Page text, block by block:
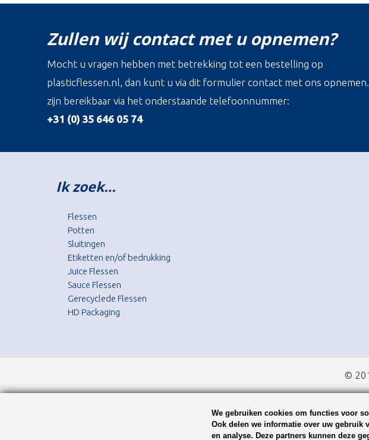
Zullen wij contact met u opnemen?
Mocht u vragen hebben met betrekking tot een bestelling op
plasticflessen.nl, dan kunt u via dit formulier contact met ons opnemen.
zijn bereikbaar via het onderstaande telefoonnummer:
+31 (0) 35 646 05 74
Ik zoek…
Flessen
Potten
Sluitingen
Etiketten en/of bedrukking
Juice Flessen
Sauce Flessen
Gerecyclede Flessen
HD Packaging
©
We gebruiken cookies om functies voor
Ook delen we informatie over uw gebruik
en analyse. Deze partners kunnen deze